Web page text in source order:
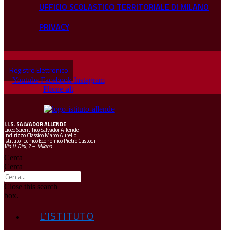
UFFICIO SCOLASTICO TERRITORIALE DI MILANO
PRIVACY
Registro Elettronico
Youtube Facebook Instagram
Phone-alt
I.I.S.SALVADOR ALLENDE
Liceo Scientifico Salvador Allende
Indirizzo Classico Marco Aurelio
Istituto Tecnico Economico Pietro Custodi
Via U. Dini, 7 – Milano
Cerca
Cerca
Close this search
box.
L’ISTITUTO